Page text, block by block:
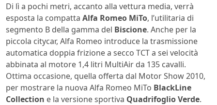
Di lì a pochi metri, accanto alla vettura media, verrà
esposta la compatta Alfa Romeo MiTo, l’utilitaria di
segmento B della gamma del Biscione. Anche per la
piccola citycar, Alfa Romeo introduce la trasmissione
automatica doppia frizione a secco TCT a sei velocità
abbinata al motore 1,4 litri MultiAir da 135 cavalli.
Ottima occasione, quella offerta dal Motor Show 2010,
per mostrare la nuova Alfa Romeo MiTo BlackLine
Collection e la versione sportiva Quadrifoglio Verde.